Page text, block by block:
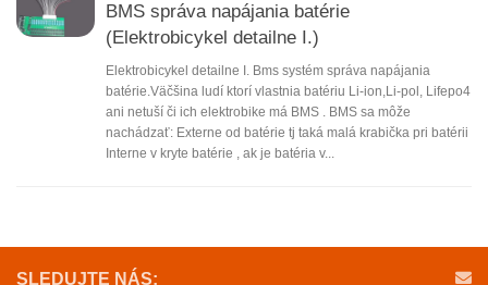
BMS správa napájania batérie
(Elektrobicykel detailne I.)
Elektrobicykel detailne I. Bms systém správa napájania
batérie.Väčšina ludí ktorí vlastnia batériu Li-ion,Li-pol, Lifepo4
ani netuší či ich elektrobike má BMS . BMS sa môže
nachádzať: Externe od batérie tj taká malá krabička pri batérii
Interne v kryte batérie , ak je batéria v...
SLEDUJTE NÁS: